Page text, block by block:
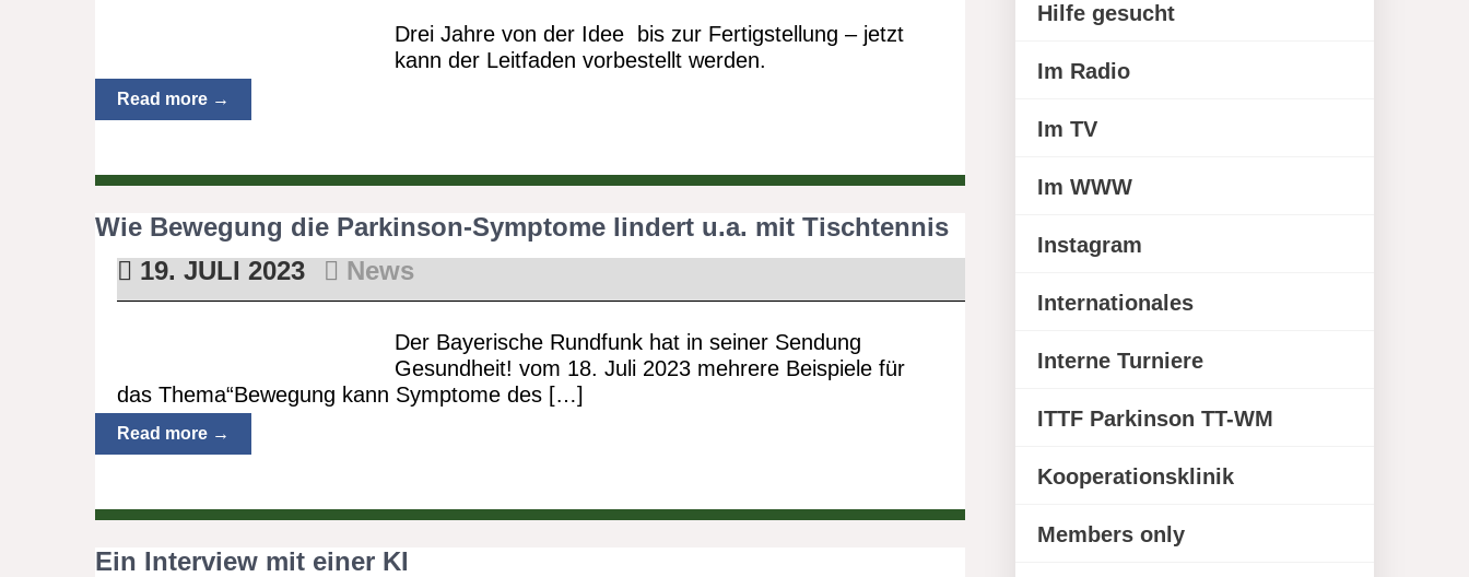
Drei Jahre von der Idee bis zur Fertigstellung – jetzt
kann der Leitfaden vorbestellt werden.
Read more →
Wie Bewegung die Parkinson-Symptome lindert u.a. mit Tischtennis
19. JULI 2023
News
Der Bayerische Rundfunk hat in seiner Sendung
Gesundheit! vom 18. Juli 2023 mehrere Beispiele für
das Thema“Bewegung kann Symptome des […]
Read more →
Ein Interview mit einer KI
Hilfe gesucht
Im Radio
Im TV
Im WWW
Instagram
Internationales
Interne Turniere
ITTF Parkinson TT-WM
Kooperationsklinik
Members only